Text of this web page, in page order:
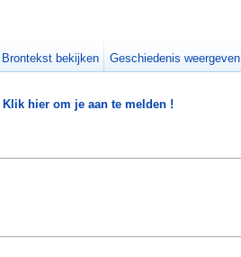
Klik hier om je aan te melden !
Brontekst bekijken Geschiedenis weergeven